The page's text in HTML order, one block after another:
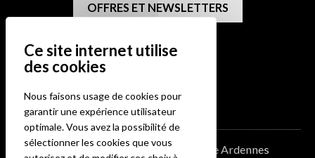
OFFRES ET NEWSLETTERS
Me situer
BlogGaleriePhotographe Mariage Ardennes
Nous faisons usage de cookies pour
garantir une expérience utilisateur
optimale. Vous avez la possibilité de
sélectionner les cookies que vous